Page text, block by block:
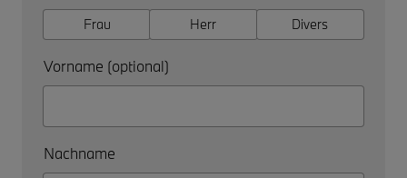
Frau Herr Divers
Vorname (optional)
Nachname